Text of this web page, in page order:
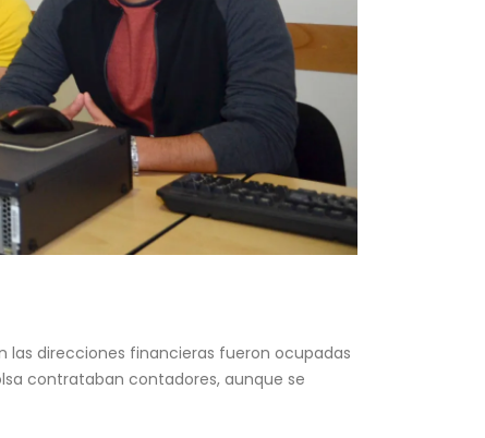
las direcciones financieras fueron ocupadas
contrataban contadores, aunque se